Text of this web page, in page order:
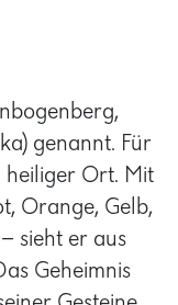
genannt. Für
Ort. Mit
Orange, Gelb,
sieht er aus
Geheimnis
Gesteine
Kupfer oder